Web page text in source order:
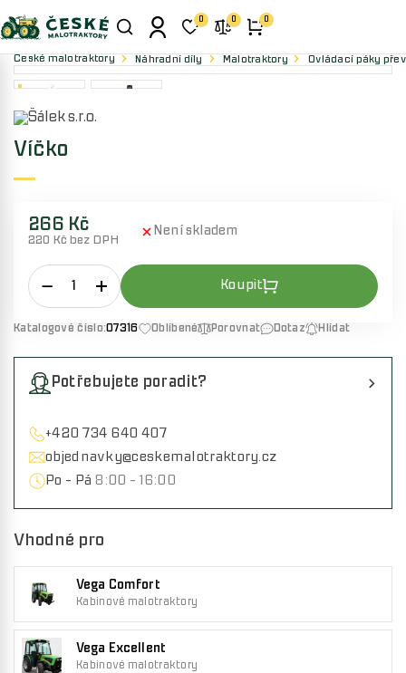
0 0 0
České malotraktory Náhradní díly Malotraktory Ovládací páky
Víčko
266 Kč
220 Kč bez DPH
Není skladem
Katalogové číslo:07316 Oblíbené Porovnat Dotaz Hlídat
Potřebujete poradit?
+420 734 640 407
objednavky@ceskemalotraktory.cz
Po - Pá 8:00 - 16:00
Vhodné pro
Vega Comfort
Kabinové malotraktory
Vega Excellent
Kabinové malotraktory